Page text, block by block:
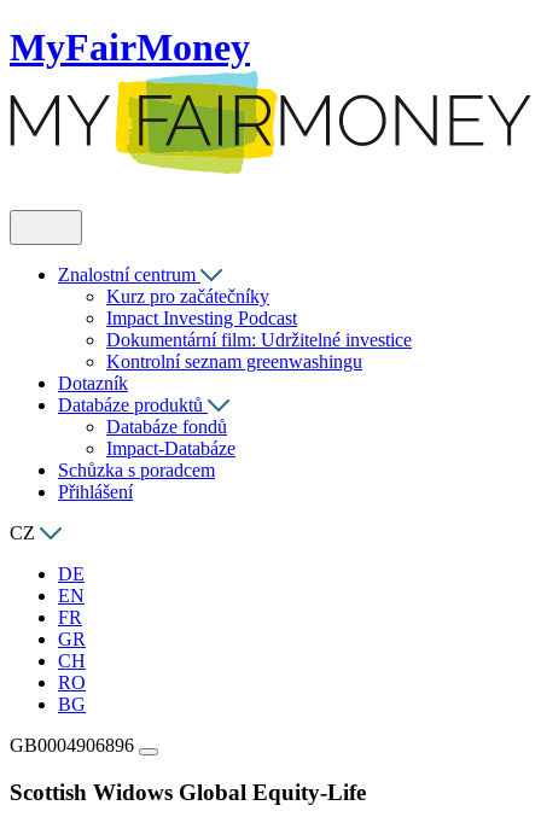
MyFairMoney
Znalostní centrum
Kurz pro začátečníky
Impact Investing Podcast
Dokumentární film: Udržitelné investice
Kontrolní seznam greenwashingu
Dotazník
Databáze produktů
Databáze fondů
Impact-Databáze
Schůzka s poradcem
Přihlášení
CZ
DE
EN
FR
GR
CH
RO
BG
GB0004906896
Scottish Widows Global Equity-Life